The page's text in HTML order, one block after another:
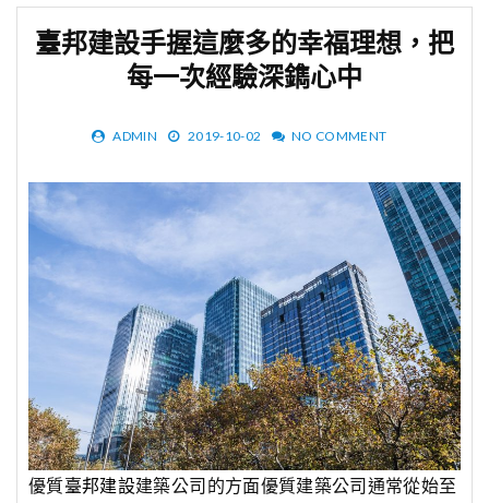
臺邦建設手握這麼多的幸福理想，把
每一次經驗深鐫心中
ADMIN 2019-10-02 NO COMMENT
優質臺邦建設建築公司的方面優質建築公司通常從始至